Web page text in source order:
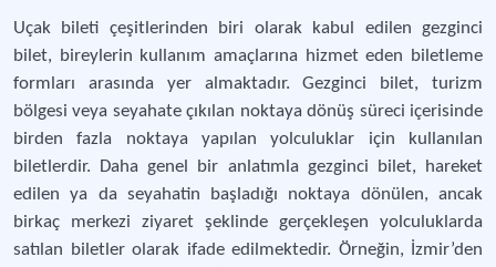
Uçak bileti çeşitlerinden biri olarak kabul edilen gezginci
bilet, bireylerin kullanım amaçlarına hizmet eden biletleme
formları arasında yer almaktadır. Gezginci bilet, turizm
bölgesi veya seyahate çıkılan noktaya dönüş süreci içerisinde
birden fazla noktaya yapılan yolculuklar için kullanılan
biletlerdir. Daha genel bir anlatımla gezginci bilet, hareket
edilen ya da seyahatin başladığı noktaya dönülen, ancak
birkaç merkezi ziyaret şeklinde gerçekleşen yolculuklarda
satılan biletler olarak ifade edilmektedir. Örneğin, İzmir’den